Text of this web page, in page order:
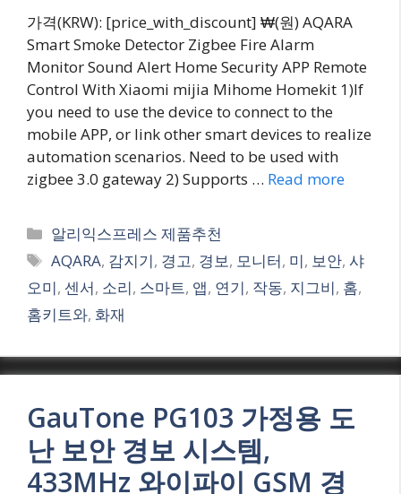
가격(KRW): [price_with_discount] ₩(원) AQARA
Smart Smoke Detector Zigbee Fire Alarm
Monitor Sound Alert Home Security APP Remote
Control With Xiaomi mijia Mihome Homekit 1)If
you need to use the device to connect to the
mobile APP, or link other smart devices to realize
automation scenarios. Need to be used with
zigbee 3.0 gateway 2) Supports … Read more
Categories
알리익스프레스 제품추천
Tags
AQARA, 감지기, 경고, 경보, 모니터, 미, 보안,샤
오미, 센서, 소리, 스마트, 앱, 연기, 작동, 지그비, 홈,
홈키트와, 화재
GauTone PG103 가정용 도
난 보안 경보 시스템,
433MHz 와이파이 GSM 경